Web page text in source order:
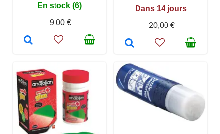
En stock (6)
9,00 €
Dans 14 jours
20,00 €